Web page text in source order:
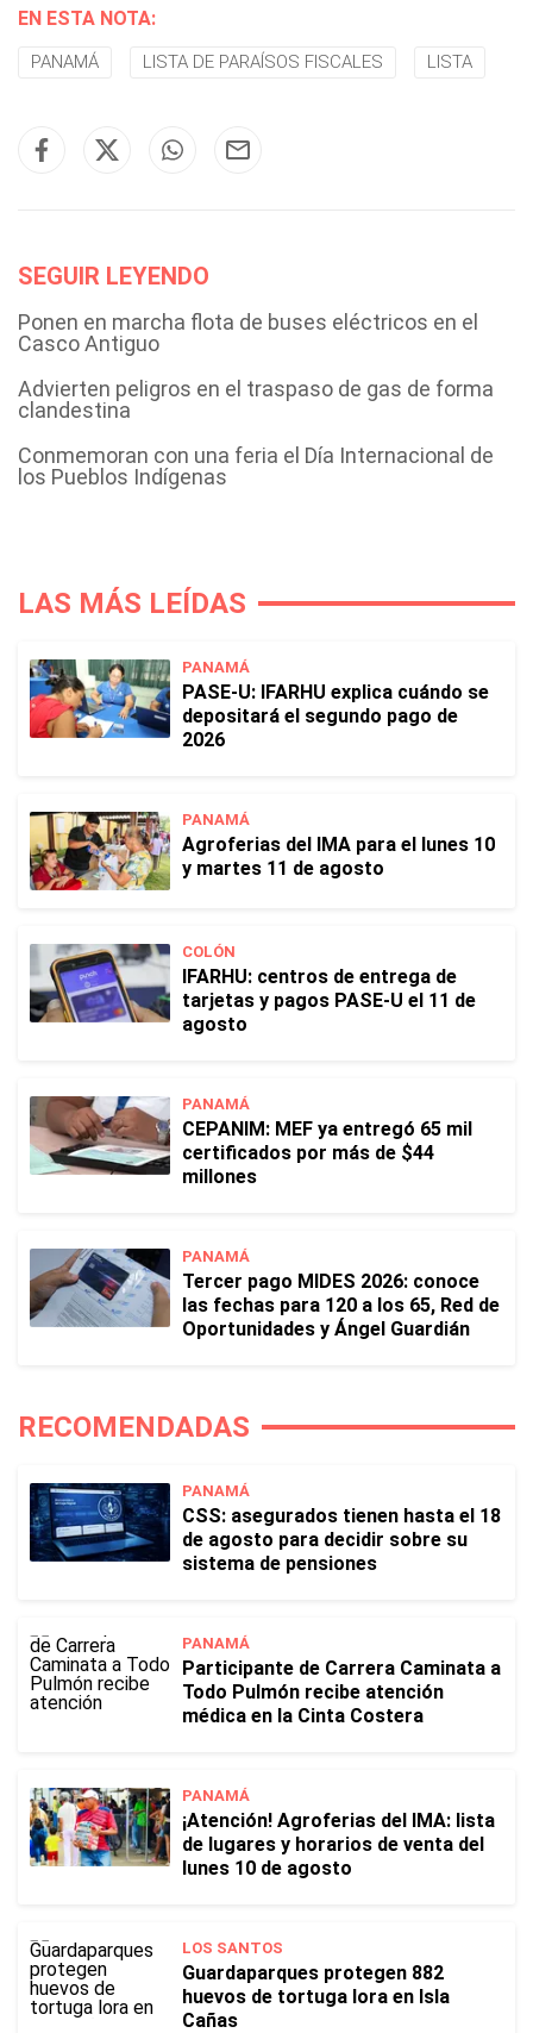
EN ESTA NOTA:
PANAMÁ LISTA DE PARAÍSOS FISCALES LISTA
SEGUIR LEYENDO
Ponen en marcha flota de buses eléctricos en el
Casco Antiguo
Advierten peligros en el traspaso de gas de forma
clandestina
Conmemoran con una feria el Día Internacional de
los Pueblos Indígenas
LAS MÁS LEÍDAS
PANAMÁ
PASE-U: IFARHU explica cuándo se
depositará el segundo pago de
2026
PANAMÁ
Agroferias del IMA para el lunes 10
y martes 11 de agosto
COLÓN
IFARHU: centros de entrega de
tarjetas y pagos PASE-U el 11 de
agosto
PANAMÁ
CEPANIM: MEF ya entregó 65 mil
certificados por más de $44
millones
PANAMÁ
Tercer pago MIDES 2026: conoce
las fechas para 120 a los 65, Red de
Oportunidades y Ángel Guardián
RECOMENDADAS
PANAMÁ
CSS: asegurados tienen hasta el 18
de agosto para decidir sobre su
sistema de pensiones
PANAMÁ
Participante de Carrera Caminata a
Todo Pulmón recibe atención
médica en la Cinta Costera
PANAMÁ
¡Atención! Agroferias del IMA: lista
de lugares y horarios de venta del
lunes 10 de agosto
LOS SANTOS
Guardaparques protegen 882
huevos de tortuga lora en Isla
Cañas